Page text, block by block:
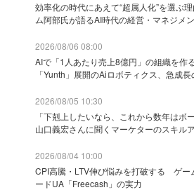
効率化の時代にあえて“超属人化”を選ぶ
ム阿部氏が語るAI時代の経営・マネジメ
2026/08/06 08:00
AIで「1人あたり売上8億円」の組織を作
「Yunth」展開のAiロボティクス、急成長
2026/08/05 10:30
「下剋上したいなら、これから数年はボ
山口義宏さんに聞くマーケターのスキル
2026/08/04 10:00
CPI高騰・LTV伸び悩みを打破する ゲー
ードUA「Freecash」の実力